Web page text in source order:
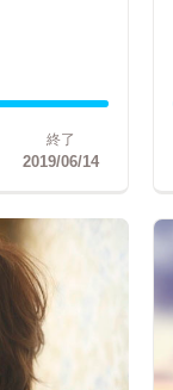
終了
2019/06/14